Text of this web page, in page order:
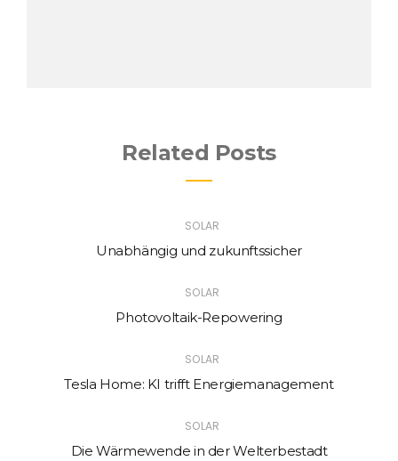
Related Posts
SOLAR
Unabhängig und zukunftssicher
SOLAR
Photovoltaik-Repowering
SOLAR
Tesla Home: KI trifft Energiemanagement
SOLAR
Die Wärmewende in der Welterbestadt